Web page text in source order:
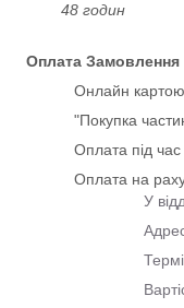
48 годин
Оплата Замовлення
Онлайн
"Покупка
Оплата під
Оплата на
У